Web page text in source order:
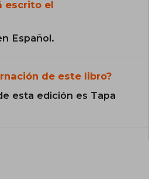
escrito el
Español.
de este libro?
esta edición es Tapa